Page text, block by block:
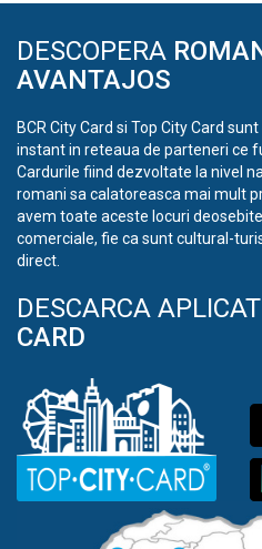
DESCOPERA
AVANTAJOS
BCR City Card si Top City Card
instant in reteaua de parteneri ce
Cardurile fiind dezvoltate la nivel
romani sa calatoreasca mai mult
avem toate aceste locuri
comerciale, fie ca sunt cultural-
direct.
DESCARCA
CARD